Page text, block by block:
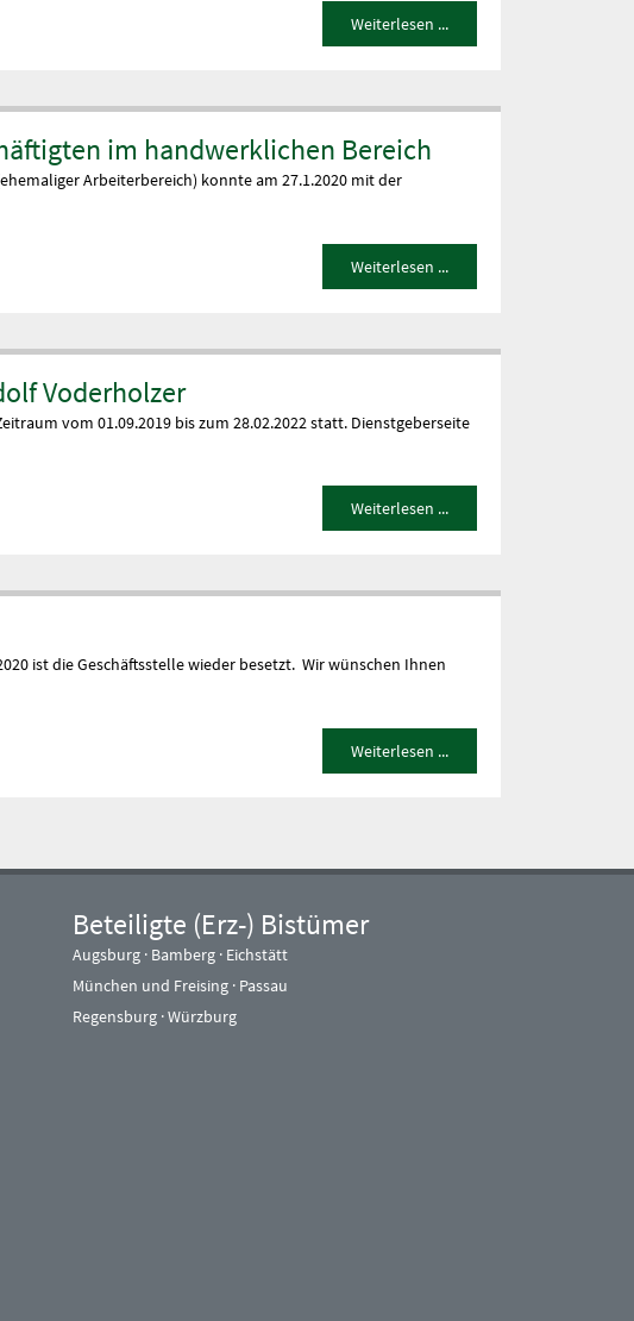
Weiterlesen ...
im handwerklichen Bereich
Arbeiterbereich) konnte am 27.1.2020 mit der
Weiterlesen ...
Voderholzer
vom 01.09.2019 bis zum 28.02.2022 statt. Dienstgeberseite
Weiterlesen ...
ist die Geschäftsstelle wieder besetzt. Wir wünschen Ihnen
Weiterlesen ...
Beteiligte (Erz-) Bistümer
Augsburg · Bamberg · Eichstätt
München und Freising · Passau
Regensburg ·Würzburg